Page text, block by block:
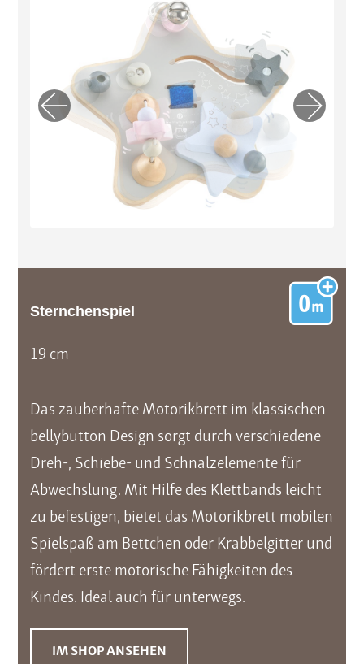
Sternchenspiel
19 cm
Das zauberhafte Motorikbrett im klassischen
bellybutton Design sorgt durch verschiedene
Dreh-, Schiebe- und Schnalzelemente für
Abwechslung. Mit Hilfe des Klettbands leicht
zu befestigen, bietet das Motorikbrett mobilen
Spielspaß am Bettchen oder Krabbelgitter und
fördert erste motorische Fähigkeiten des
Kindes. Ideal auch für unterwegs.
IM SHOP ANSEHEN